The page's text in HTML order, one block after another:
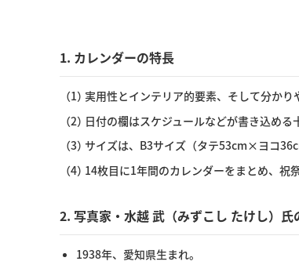
1. カレンダーの特長
（1）実用性とインテリア的要素、そして分かり
（2）日付の欄はスケジュールなどが書き込める
（3）サイズは、B3サイズ（タテ53cm×ヨコ
（4）14枚目に1年間のカレンダーをまとめ、祝
2. 写真家・水越 武（みずこし たけし）氏
1938年、愛知県生まれ。